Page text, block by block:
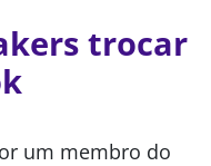
trocar
um membro do